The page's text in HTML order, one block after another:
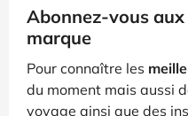
Abonnez-vous
marque
Pour connaître les
du moment mais aussi
voyage ainsi que des